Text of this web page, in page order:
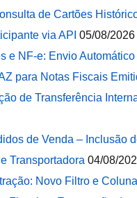
de Cartões
via API 05/08/2026
e NF-e: Envio Automático
para Notas Fiscais
de Transferência
de Venda – Inclusão
Transportadora 04/08/
Novo Filtro e Coluna